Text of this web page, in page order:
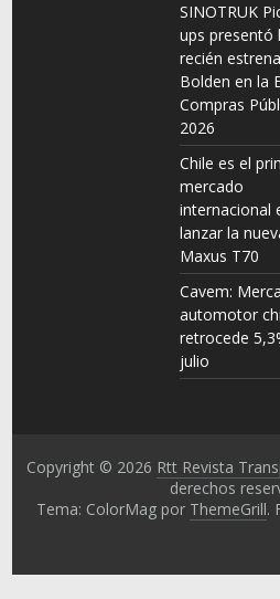
SINOTRUK
ups presentó
recién
Bolden en la
Compras
2026
Chile es el
mercado
internacional
lanzar la
Maxus T70
Cavem:
automotor
retrocede
julio
Copyright © 2026 Rtt Revista
derechos
Tema: ColorMag por ThemeGrill.